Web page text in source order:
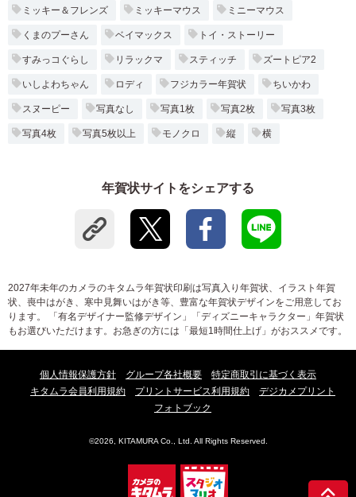
ミッキー＆フレンズ ミッキーマウス ミニーマウス
くまのプーさん ベイマックス トイ・ストーリー
すみっコぐらし リラックマ スティッチ ズートピア2
いしよわちゃん ロディ フジカラー年賀状 ちいかわ
スヌーピー 写真なし 写真1枚 写真2枚 写真3枚
写真4枚 写真5枚以上 モノクロ 縦 横
年賀状サイトをシェアする
2027年未年のカメラのキタムラ年賀状印刷は写真入り年賀状、イラスト年賀
状、喪中はがき、寒中見舞いはがき等、豊富な年賀状デザインをご用意してお
ります。 「有名デザイナー監修デザイン」「ディズニーキャラクター」年賀状
もお選びいただけます。お急ぎの方には「最短1時間仕上げ」がおススメです。
個人情報保護方針 グループ各社概要
特定商取引に基づく表示
キタムラ会員利用規約
プリントサービス利用規約
デジカメプリント
フォトブック
©2026, KITAMURA Co., Ltd. All Rights Reserved.